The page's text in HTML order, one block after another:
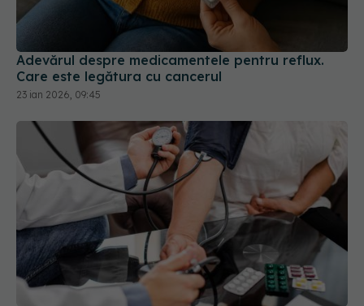
Adevărul despre medicamentele pentru reflux.
Care este legătura cu cancerul
23 ian 2026, 09:45